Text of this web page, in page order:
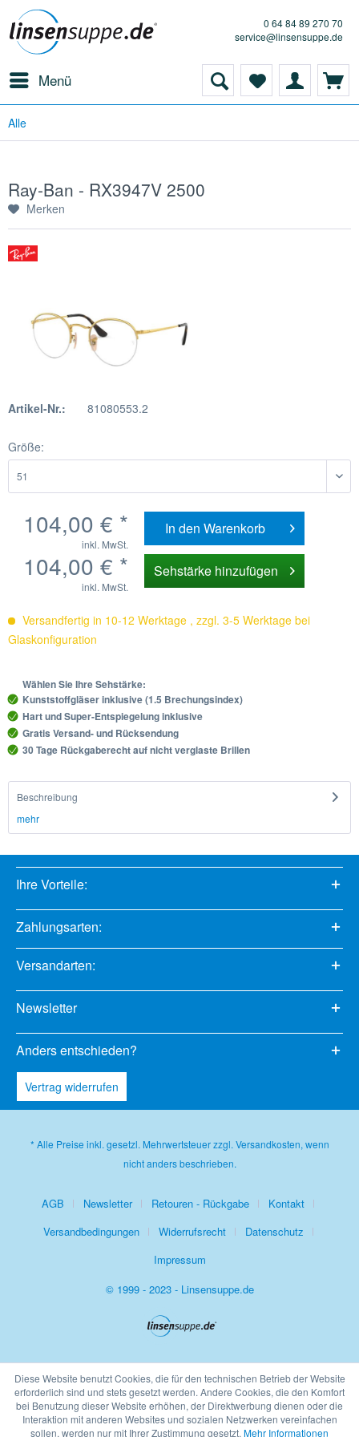
0 64 84 89 270 70
service@linsensuppe.de
Menü
Alle
Ray-Ban - RX3947V 2500
Merken
Artikel-Nr.: 81080553.2
Größe:
104,00 € *
inkl. MwSt.
In den Warenkorb
104,00 € *
inkl. MwSt.
Sehstärke hinzufügen
Versandfertig in 10-12 Werktage , zzgl. 3-5 Werktage bei
Glaskonfiguration
Wählen Sie Ihre Sehstärke:
Kunststoffgläser inklusive (1.5 Brechungsindex)
Hart und Super-Entspiegelung inklusive
Gratis Versand- und Rücksendung
30 Tage Rückgaberecht auf nicht verglaste Brillen
Beschreibung
mehr
Ihre Vorteile:
Zahlungsarten:
Versandarten:
Newsletter
Anders entschieden?
Vertrag widerrufen
* Alle Preise inkl. gesetzl. Mehrwertsteuer zzgl. Versandkosten, wenn
nicht anders beschrieben.
AGB Newsletter Retouren - Rückgabe
Kontakt
Versandbedingungen
Widerrufsrecht
Datenschutz
Impressum
© 1999 - 2023 - Linsensuppe.de
Diese Website benutzt Cookies, die für den technischen Betrieb der Website
erforderlich sind und stets gesetzt werden. Andere Cookies, die den Komfort
bei Benutzung dieser Website erhöhen, der Direktwerbung dienen oder die
Interaktion mit anderen Websites und sozialen Netzwerken vereinfachen
sollen, werden nur mit Ihrer Zustimmung gesetzt. Mehr Informationen